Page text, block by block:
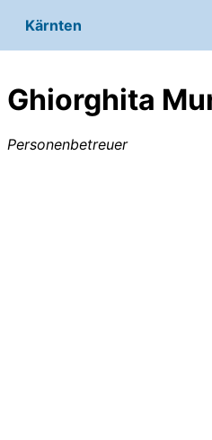
Kärnten
Ghiorghita
Personenbetreuer